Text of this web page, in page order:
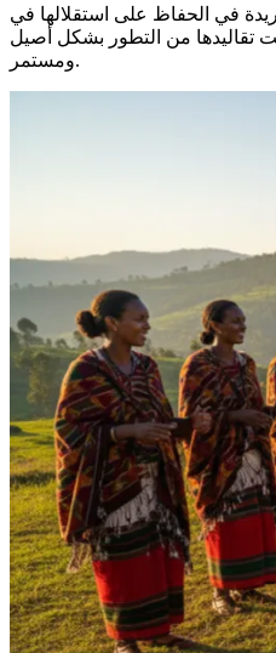
في الحفاظ على استقلالها في
تقاليدها من التطور بشكل أصيل
ومستمر.